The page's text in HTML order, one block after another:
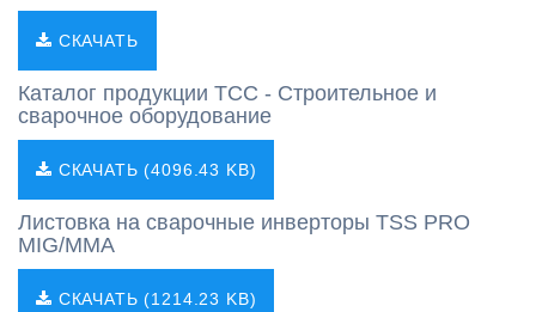
СКАЧАТЬ
Каталог продукции ТСС - Строительное и
сварочное оборудование
СКАЧАТЬ (4096.43 KB)
Листовка на сварочные инверторы TSS PRO
MIG/MMA
СКАЧАТЬ (1214.23 KB)